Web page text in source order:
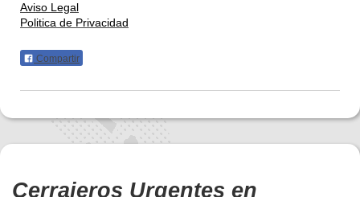
Aviso Legal
Politica de Privacidad
Compartir
Cerrajeros Urgentes en